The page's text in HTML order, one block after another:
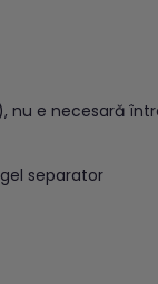
nu e necesară
separator